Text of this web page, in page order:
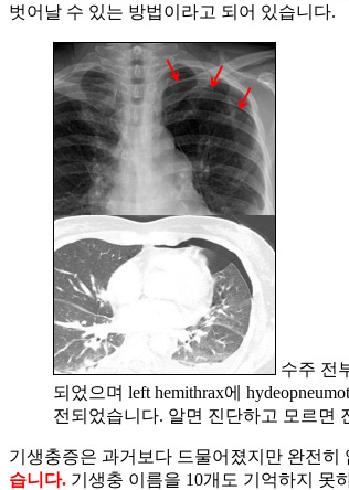
벗어날 수 있는 방법이라고 되어 있습니다.
수주 전
되었으며 left hemithrax에
전되었습니다. 알면 진단하고 모르면
기생충증은 과거보다 드물어졌지만 완전히
습니다. 기생충 이름을 10개도 기억하지 못